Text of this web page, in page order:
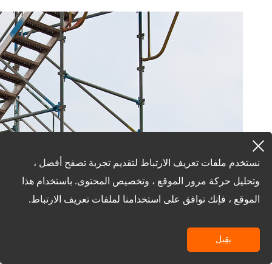
نستخدم ملفات تعريف الارتباط لتقديم تجربة تصفح أفضل ،
وتحليل حركة مرور الموقع ، وتخصيص المحتوى. باستخدام هذا
الموقع ، فإنك توافق على استخدامنا لملفات تعريف الارتباط.
يقبل